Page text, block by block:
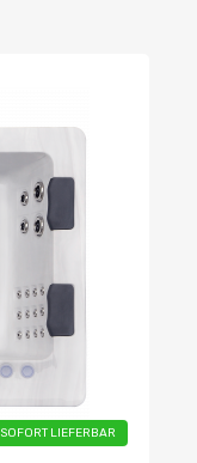
SOFORT LIEFERBAR